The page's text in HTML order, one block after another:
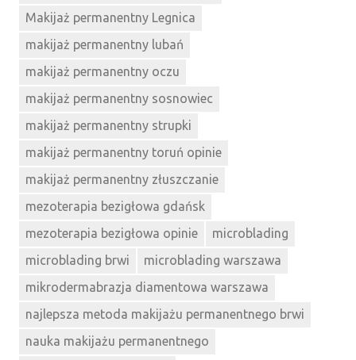
Makijaż permanentny Legnica
makijaż permanentny lubań
makijaż permanentny oczu
makijaż permanentny sosnowiec
makijaż permanentny strupki
makijaż permanentny toruń opinie
makijaż permanentny złuszczanie
mezoterapia bezigłowa gdańsk
mezoterapia bezigłowa opinie
microblading
microblading brwi
microblading warszawa
mikrodermabrazja diamentowa warszawa
najlepsza metoda makijażu permanentnego brwi
nauka makijażu permanentnego